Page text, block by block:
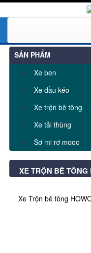
SẢN PHẨM
Xe ben
Xe đầu kéo
Xe trộn bê tông
Xe tải thùng
Sơ mi rơ mooc
XE TRỘN BÊ TÔNG
Xe Trộn bê tông